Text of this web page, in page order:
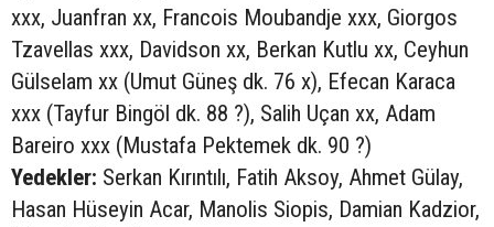
xxx, Juanfran xx, Francois Moubandje xxx, Giorgos
Tzavellas xxx, Davidson xx, Berkan Kutlu xx, Ceyhun
Gülselam xx (Umut Güneş dk. 76 x), Efecan Karaca
xxx (Tayfur Bingöl dk. 88 ?), Salih Uçan xx, Adam
Bareiro xxx (Mustafa Pektemek dk. 90 ?)
Yedekler: Serkan Kırıntılı, Fatih Aksoy, Ahmet Gülay,
Hasan Hüseyin Acar, Manolis Siopis, Damian Kadzior,